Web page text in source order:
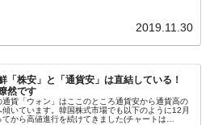
2019.11.30
「株安」と「通貨安」は直結している！
然です
通貨「ウォン」はここのところ通貨安から通貨高の
傾いています。韓国株式市場でも以下のように12月
てから高値進行を続けてきました(チャートは